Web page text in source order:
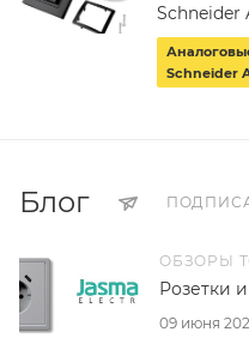
Schneider
Schneider
Блог
ОБЗОРЫ
09 июня
Розетки